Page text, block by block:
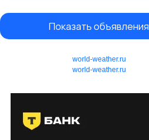
Показать объявления
world-weather.ru
world-weather.ru